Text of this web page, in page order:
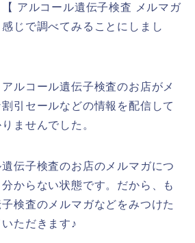
アルコール遺伝子検査 メルマガ
じで調べてみることにしまし
ルコール遺伝子検査のお店がメ
引セールなどの情報を配信して
ませんでした。
伝子検査のお店のメルマガにつ
からない状態です。だから、も
検査のメルマガなどをみつけた
ただきます♪